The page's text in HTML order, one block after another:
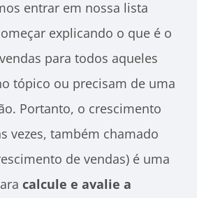
entrar em nossa lista
explicando o que é o
para todos aqueles
tópico ou precisam de uma
Portanto, o crescimento
vezes, também chamado
de vendas) é uma
calcule e avalie a